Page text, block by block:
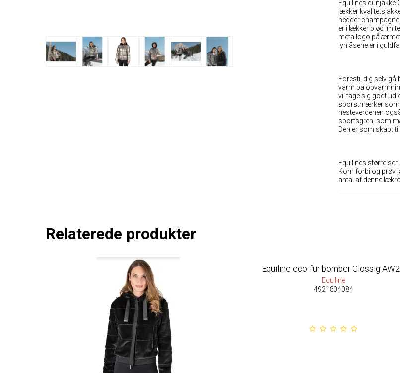
Equilines dunjakke
lækker
hedder
er i lækker blød
metallogo på
lynlåsene er i
Forestil dig selv gå
varm på
vil tage sig godt ud
sporstmærker som
hesteverdenen
sportsgren, som
Den er som skabt
Equilines størrelser
Kom forbi og prøv
antal af denne
Relaterede produkter
Equiline eco-fur bomber Glossig
Equiline
4921804084